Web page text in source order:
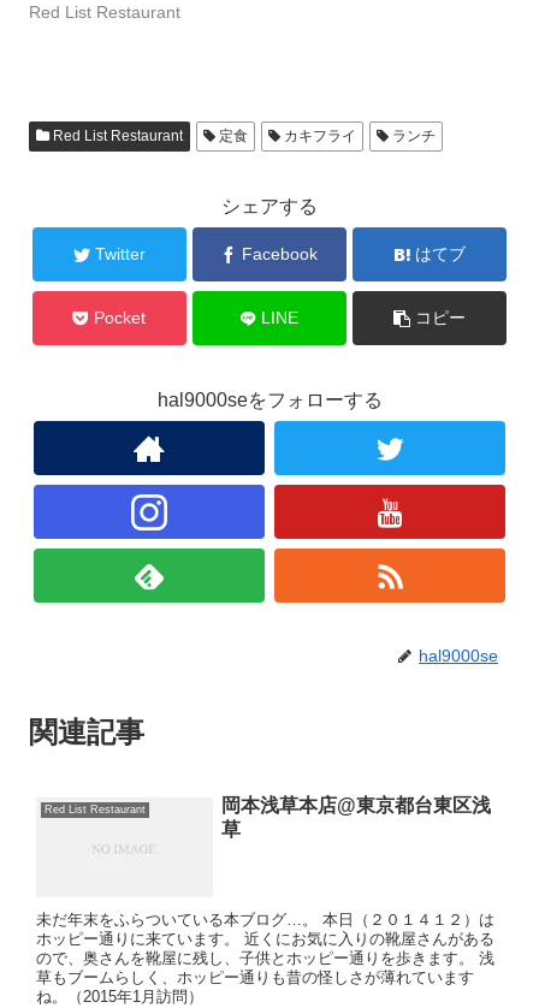
Red List Restaurant
Red List Restaurant 定食 カキフライ ランチ
シェアする
Twitter Facebook はてブ
Pocket LINE コピー
hal9000seをフォローする
hal9000se
関連記事
Red List Restaurant
岡本浅草本店@東京都台東区浅
草
未だ年末をふらついている本ブログ…。 本日（２０１４１２）は
ホッピー通りに来ています。 近くにお気に入りの靴屋さんがある
ので、奥さんを靴屋に残し、子供とホッピー通りを歩きます。 浅
草もブームらしく、ホッピー通りも昔の怪しさが薄れています
ね。（2015年1月訪問）